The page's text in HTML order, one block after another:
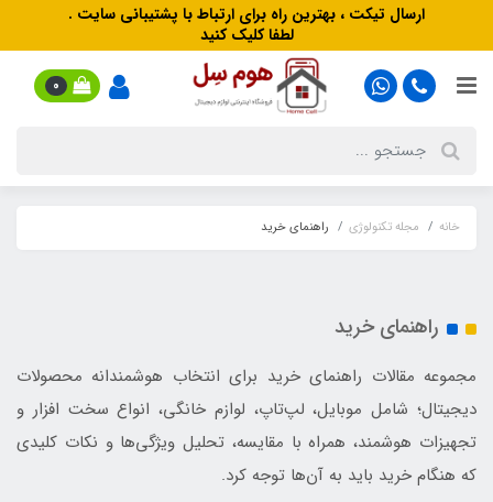
ارسال تیکت ، بهترین راه برای ارتباط با پشتیبانی سایت .
لطفا کلیک کنید
0
خانه مجله تکنولوژی راهنمای خرید
راهنمای خرید
مجموعه‌ مقالات راهنمای خرید برای انتخاب هوشمندانه محصولات
دیجیتال؛ شامل موبایل، لپ‌تاپ، لوازم خانگی، انواع سخت افزار و
تجهیزات هوشمند، همراه با مقایسه، تحلیل ویژگی‌ها و نکات کلیدی
که هنگام خرید باید به آن‌ها توجه کرد.